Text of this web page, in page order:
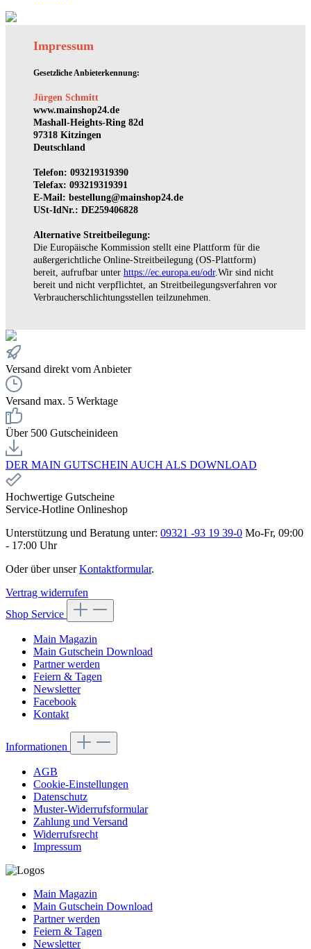
Impressum
Gesetzliche Anbieterkennung:
Jürgen Schmitt
www.mainshop24.de
Mashall-Heights-Ring 82d
97318 Kitzingen
Deutschland
Telefon: 093219319390
Telefax: 093219319391
E-Mail: bestellung@mainshop24.de
USt-IdNr.: DE259406828
Alternative Streitbeilegung:
Die Europäische Kommission stellt eine Plattform für die
außergerichtliche Online-Streitbeilegung (OS-Plattform)
bereit, aufrufbar unter https://ec.europa.eu/odr.Wir sind nicht
bereit und nicht verpflichtet, an Streitbeilegungsverfahren vor
Verbraucherschlichtungsstellen teilzunehmen.
Versand direkt vom Anbieter
Versand max. 5 Werktage
Über 500 Gutscheinideen
DER MAIN GUTSCHEIN AUCH ALS DOWNLOAD
Hochwertige Gutscheine
Service-Hotline Onlineshop
Unterstützung und Beratung unter: 09321 -93 19 39-0 Mo-Fr, 09:00
- 17:00 Uhr
Oder über unserKontaktformular.
Vertrag widerrufen
Shop Service
Main Magazin
Main Gutschein Download
Partner werden
Feiern & Tagen
Newsletter
Facebook
Kontakt
Informationen
AGB
Cookie-Einstellungen
Datenschutz
Muster-Widerrufsformular
Zahlung und Versand
Widerrufsrecht
Impressum
Main Magazin
Main Gutschein Download
Partner werden
Feiern & Tagen
Newsletter